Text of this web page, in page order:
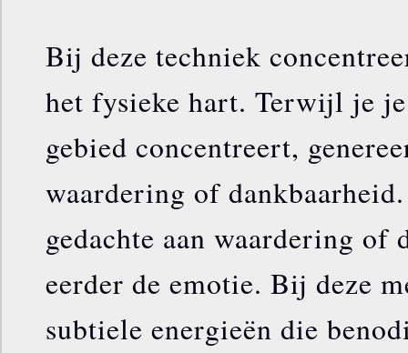
Bij deze techniek
het fysieke hart. Terwijl je
gebied concentreert,
waardering of
gedachte aan waardering of
eerder de emotie. Bij deze
subtiele energieën die